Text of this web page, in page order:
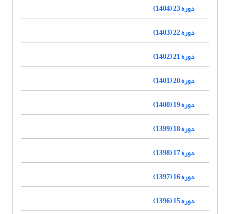
دوره 23 (1404)
دوره 22 (1403)
دوره 21 (1402)
دوره 20 (1401)
دوره 19 (1400)
دوره 18 (1399)
دوره 17 (1398)
دوره 16 (1397)
دوره 15 (1396)